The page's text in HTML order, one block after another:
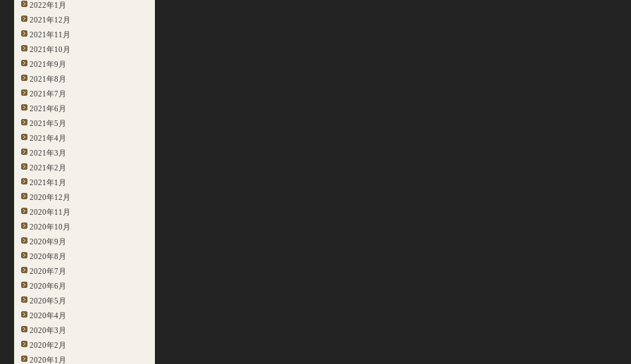
2022年1月
2021年12月
2021年11月
2021年10月
2021年9月
2021年8月
2021年7月
2021年6月
2021年5月
2021年4月
2021年3月
2021年2月
2021年1月
2020年12月
2020年11月
2020年10月
2020年9月
2020年8月
2020年7月
2020年6月
2020年5月
2020年4月
2020年3月
2020年2月
2020年1月